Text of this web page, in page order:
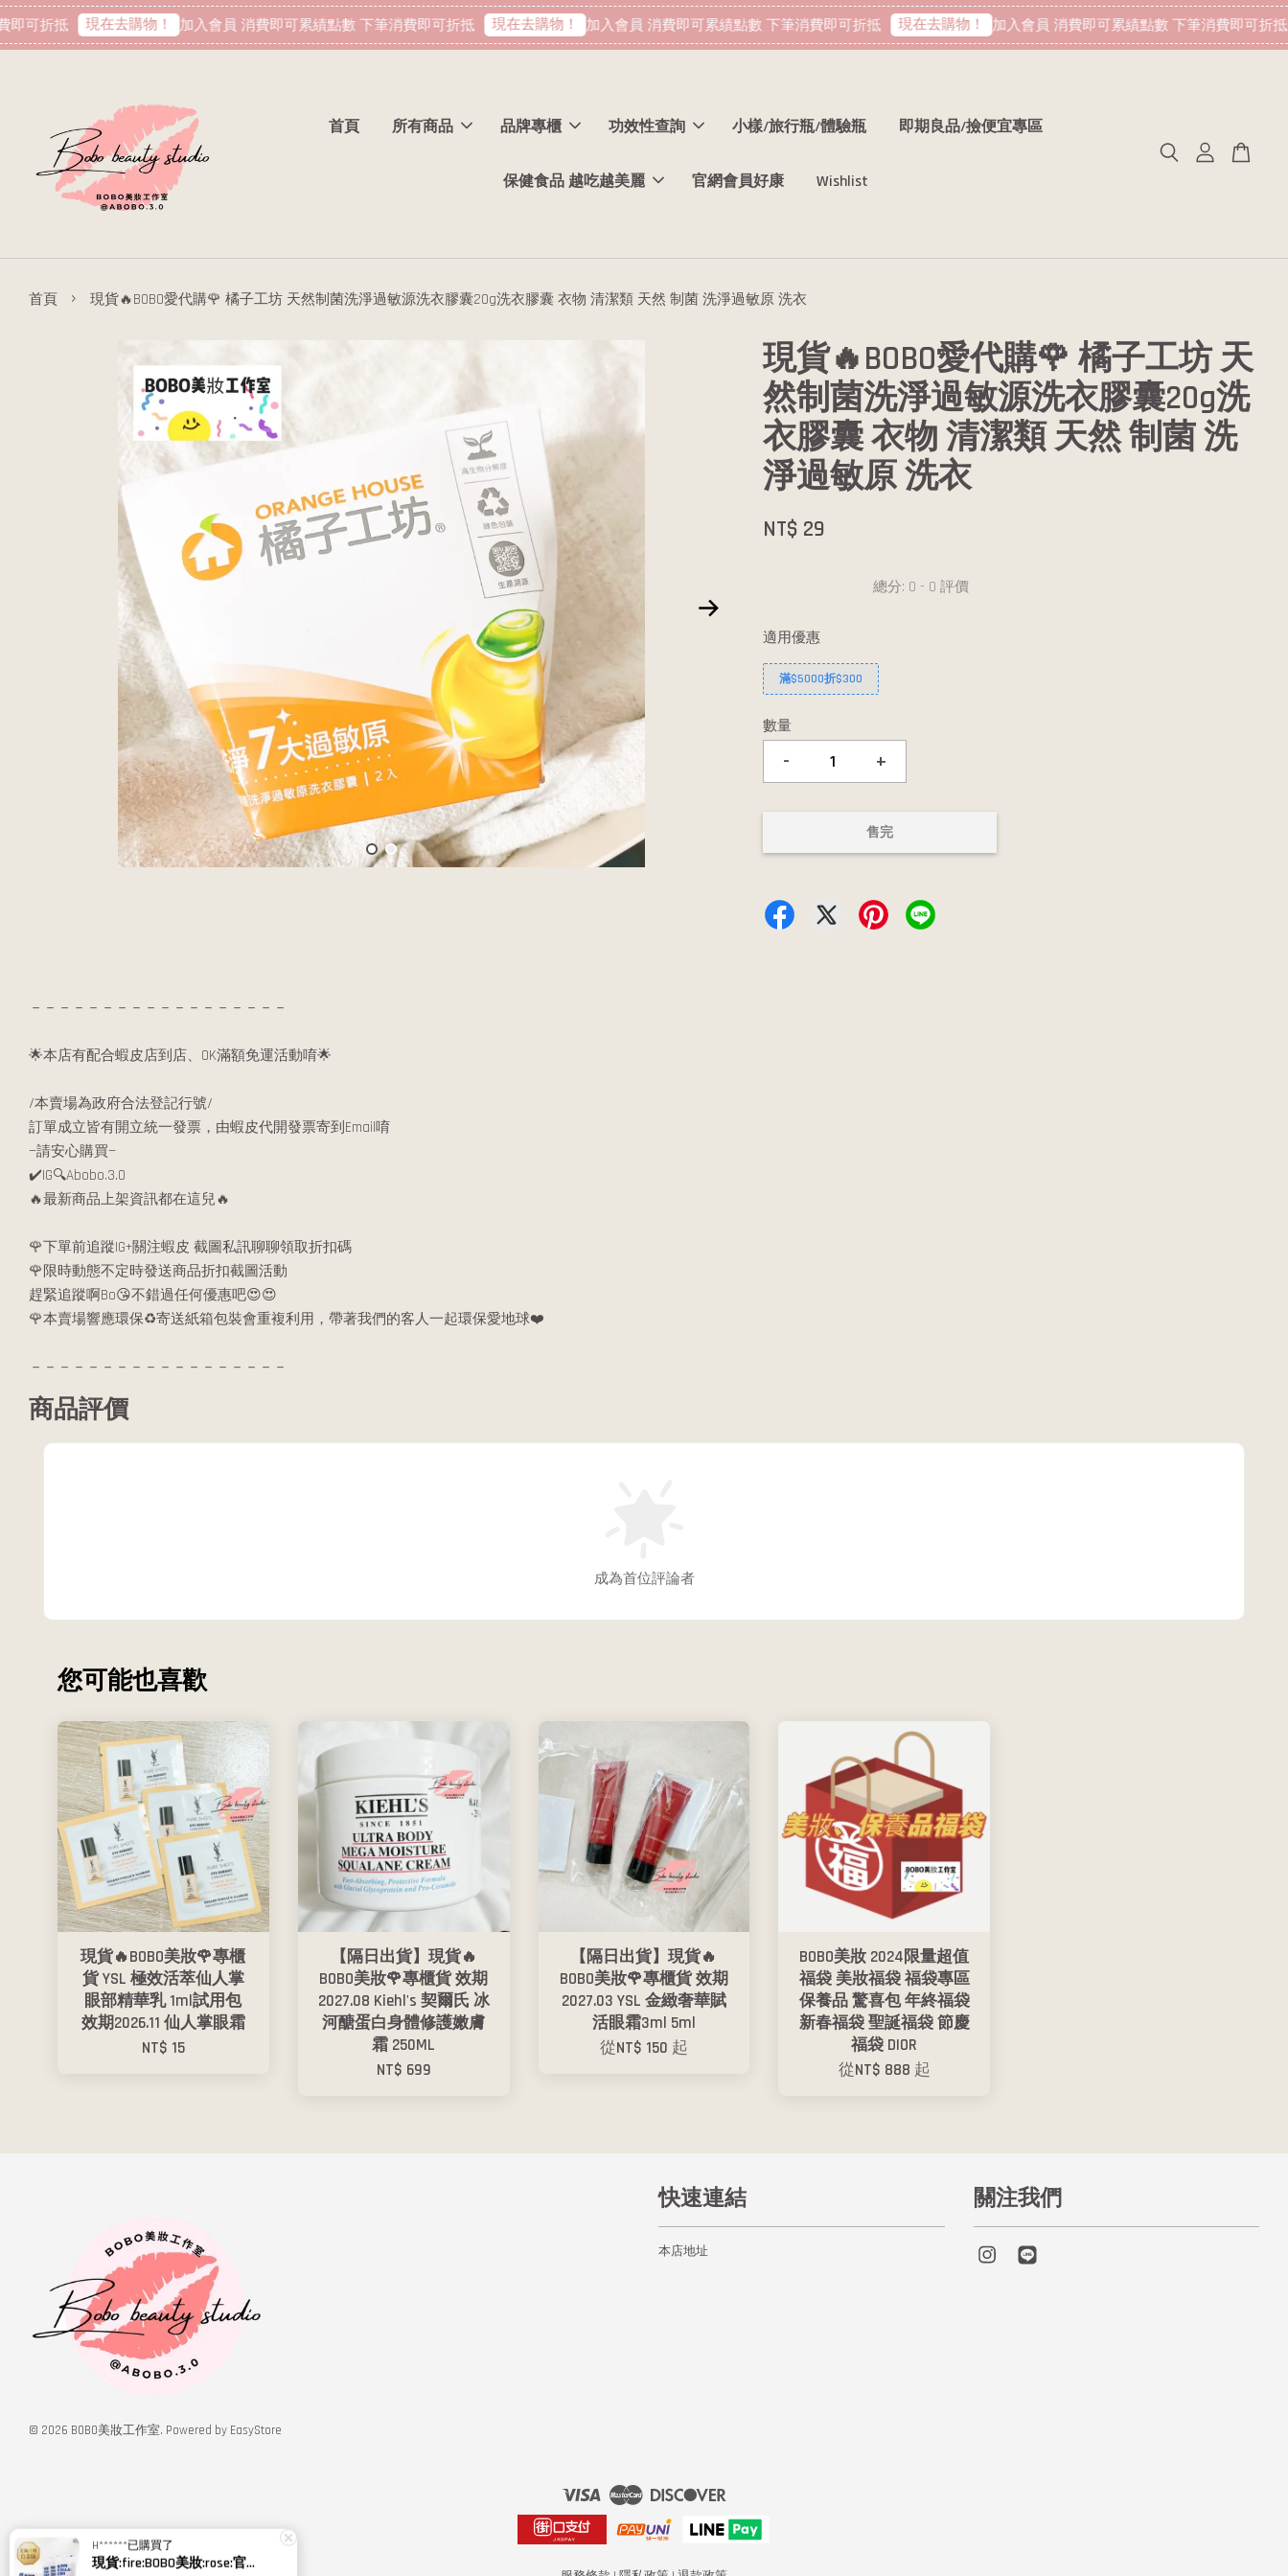
折抵 現在去購物！ 加入會員 消費即可累績點數 下筆消費即可折抵 現在去購物！ 加入會員 消費即可累績點數 下筆消費即可折抵 現在去購物！ 加入會員 消費即可累績點數 下筆消費即可折抵
首頁 所有商品 品牌專櫃 功效性查詢 小樣/旅行瓶/體驗瓶 即期良品/撿便宜專區
保健食品 越吃越美麗 官網會員好康 Wishlist
首頁 › 現貨🔥BOBO愛代購🌹 橘子工坊 天然制菌洗淨過敏源洗衣膠囊20g洗衣膠囊 衣物 清潔類 天然 制菌 洗淨過敏原 洗衣
現貨🔥BOBO愛代購🌹 橘子工坊 天
然制菌洗淨過敏源洗衣膠囊20g洗
衣膠囊 衣物 清潔類 天然 制菌 洗
淨過敏原 洗衣
NT$ 29
總分: 0 - 0 評價
適用優惠
滿$5000折$300
數量
- +
售完
－－－－－－－－－－－－－－－－－－
🌟本店有配合蝦皮店到店、OK滿額免運活動唷🌟
/本賣場為政府合法登記行號/
訂單成立皆有開立統一發票，由蝦皮代開發票寄到Email唷
—請安心購買—
✔️IG🔍Abobo.3.0
🔥最新商品上架資訊都在這兒🔥
🌹下單前追蹤IG+關注蝦皮 截圖私訊聊聊領取折扣碼
🌹限時動態不定時發送商品折扣截圖活動
趕緊追蹤啊Bo😘不錯過任何優惠吧😍😍
🌹本賣場響應環保♻️寄送紙箱包裝會重複利用，帶著我們的客人一起環保愛地球❤️
－－－－－－－－－－－－－－－－－－
商品評價
成為首位評論者
您可能也喜歡
現貨🔥BOBO美妝🌹專櫃
貨 YSL 極效活萃仙人掌
眼部精華乳 1ml試用包
效期2026.11 仙人掌眼霜
NT$ 15
【隔日出貨】現貨🔥
BOBO美妝🌹專櫃貨 效期
2027.08 Kiehl's 契爾氏 冰
河醣蛋白身體修護嫩膚
霜 250ML
NT$ 699
【隔日出貨】現貨🔥
BOBO美妝🌹專櫃貨 效期
2027.03 YSL 金緻奢華賦
活眼霜3ml 5ml
從NT$ 150 起
BOBO美妝 2024限量超值
福袋 美妝福袋 福袋專區
保養品 驚喜包 年終福袋
新春福袋 聖誕福袋 節慶
福袋 DIOR
從NT$ 888 起
© 2026 BOBO美妝工作室. Powered by EasyStore
快速連結
本店地址
關注我們
Instagram
Visa Master
H******已購買了
現貨:fire:BOBO美妝:rose:官方授權經銷 日本NIPPI 日本製100%純膠原蛋白胜肽白金版 1盒3袋(附5g湯匙) 易吸收